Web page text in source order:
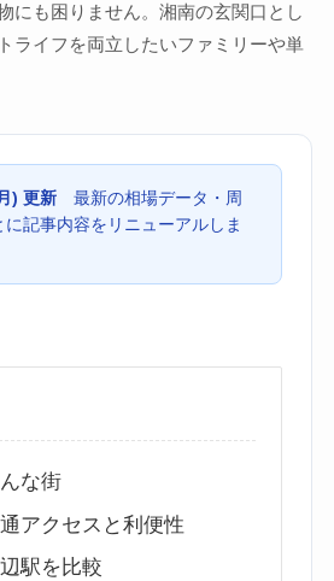
にも困りません。湘南の玄関口とし
ライフを両立したいファミリーや単
) 更新最新の相場データ・周
記事内容をリニューアルしま
な街
アクセスと利便性
駅を比較